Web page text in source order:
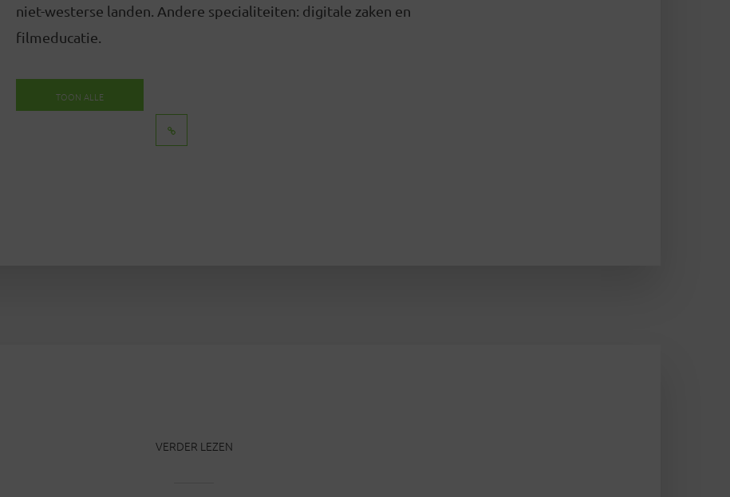
niet-westerse landen. Andere specialiteiten: digitale zaken en
filmeducatie.
TOON ALLE
VERDER LEZEN